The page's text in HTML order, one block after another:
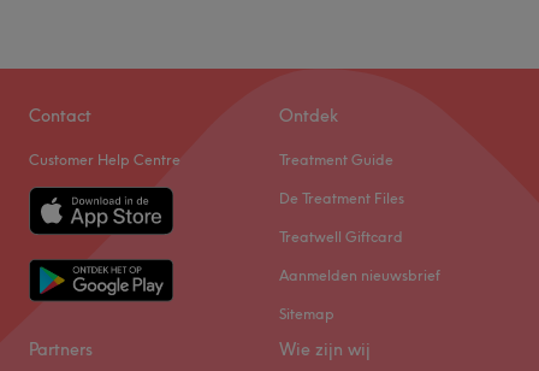
Contact
Customer Help Centre
Ontdek
Treatment Guide
De Treatment Files
Treatwell Giftcard
Aanmelden nieuwsbrief
Sitemap
Partners Wie zijn wij